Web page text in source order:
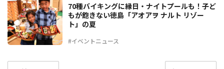
#イベントニュース
70種バイキングに縁日・ナイトプールも！子ど
もが飽きない徳島「アオアヲ ナルト リゾー
ト」の夏